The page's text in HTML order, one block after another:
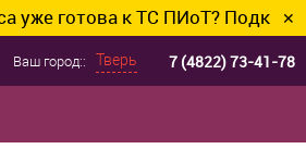
готова к ТС ПИоТ? Подключим✕
Ваш город:: Тверь 7 (4822) 73-41-78